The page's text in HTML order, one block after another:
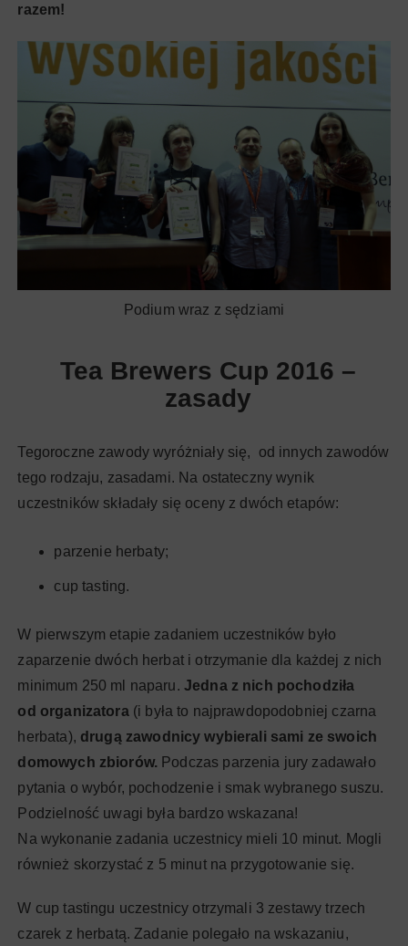
razem!
Podium wraz z sędziami
Tea Brewers Cup 2016 –
zasady
Tegoroczne zawody wyróżniały się, od innych zawodów
tego rodzaju, zasadami. Na ostateczny wynik
uczestników składały się oceny z dwóch etapów:
parzenie herbaty;
cup tasting.
W pierwszym etapie zadaniem uczestników było
zaparzenie dwóch herbat i otrzymanie dla każdej z nich
minimum 250 ml naparu. Jedna z nich pochodziła
od organizatora(i była to najprawdopodobniej czarna
herbata), drugą zawodnicy wybierali sami ze swoich
domowych zbiorów. Podczas parzenia jury zadawało
pytania o wybór, pochodzenie i smak wybranego suszu.
Podzielność uwagi była bardzo wskazana!
Na wykonanie zadania uczestnicy mieli 10 minut. Mogli
również skorzystać z 5 minut na przygotowanie się.
W cup tastingu uczestnicy otrzymali 3 zestawy trzech
czarek z herbatą. Zadanie polegało na wskazaniu,